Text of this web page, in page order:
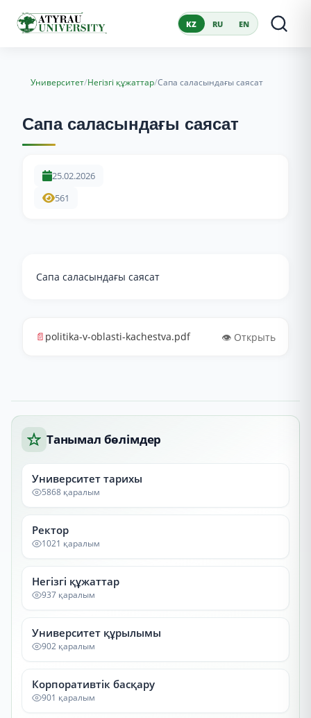
KZ RU EN
Университет/Негізгі құжаттар/Сапа саласындағы саясат
Сапа саласындағы саясат
25.02.2026
561
Сапа саласындағы саясат
📄 politika-v-oblasti-kachestva.pdf 👁️ Открыть
Танымал бөлімдер
Университет тарихы
5868 қаралым
Ректор
1021 қаралым
Негізгі құжаттар
937 қаралым
Университет құрылымы
902 қаралым
Корпоративтік басқару
901 қаралым